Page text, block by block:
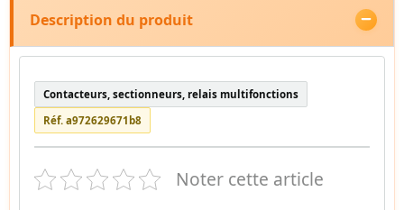
Description du produit
Contacteurs, sectionneurs, relais multifonctions
Réf. a972629671b8
Noter cette article